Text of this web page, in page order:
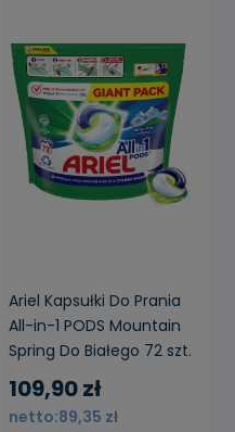
Ariel Kapsułki Do Prania
All-in-1 PODS Mountain
Spring Do Białego 72 szt.
109,90 zł
89,35 zł
powiadom o
dostępności